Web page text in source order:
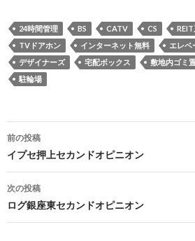
24時間管理 BS CATV CS
TVドアホン
インターネット無料 エレベ
デザイナーズ
宅配ボックス 敷地内ゴミ
駐輪場
投
稿
ナ
ビ
ゲ
前の投稿
イプセ押上セカンドオピニオン
次の投稿
ログ銀座東セカンドオピニオン